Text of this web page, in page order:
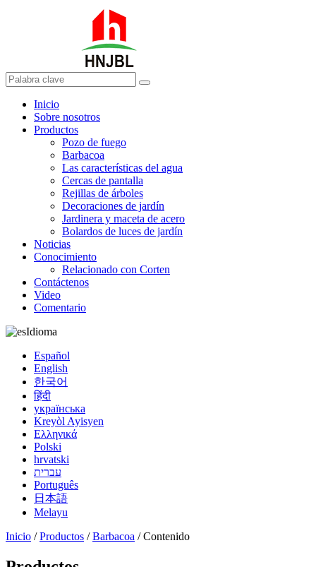
Inicio
Sobre nosotros
Productos
Pozo de fuego
Barbacoa
Las características del agua
Cercas de pantalla
Rejillas de árboles
Decoraciones de jardín
Jardinera y maceta de acero
Bolardos de luces de jardín
Noticias
Conocimiento
Relacionado con Corten
Contáctenos
Video
Comentario
Idioma
Español
English
한국어
हिंदी
українська
Kreyòl Ayisyen
Ελληνικά
Polski
hrvatski
עברית
Português
日本語
Melayu
Inicio /Productos /Barbacoa / Contenido